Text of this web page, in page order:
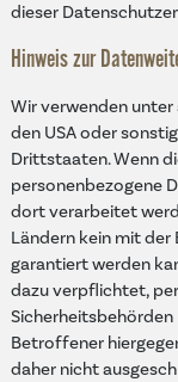
dieser
Hinweis zur
Wir verwenden
den USA oder
Drittstaaten. Wenn
personenbezogene
dort verarbeitet
Ländern kein mit der
garantiert werden
dazu verpflichtet,
Sicherheitsbehörden
Betroffener
daher nicht